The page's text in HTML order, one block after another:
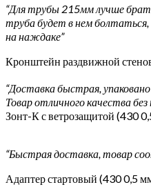
“Для трубы 215мм лучше
труба будет в нем
на наждаке”
Кронштейн раздвижной
“Доставка быстрая,
Товар отличного качества
Зонт-К с ветрозащитой (430
“Быстрая доставка, товар
Адаптер стартовый (430 0,5